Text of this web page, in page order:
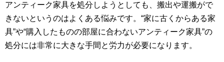
アンティーク家具を処分しようとしても、搬出や運搬がで
きないというのはよくある悩みです。“家に古くからある家
具”や“購入したものの部屋に合わないアンティーク家具”の
処分には非常に大きな手間と労力が必要になります。